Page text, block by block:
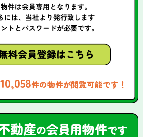
10,058件の物件が閲覧可能です！